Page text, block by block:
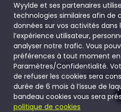
50,00 €
Couples
20,00 €
Femmes
Pour accéder au
rejoins
Je crée mon compte
Wyylde et ses partenaires
technologies similaires afin de
données sur vos activités dans
l’expérience utilisateur,
analyser notre trafic. Vous
préférences à tout moment
Paramètres/Confidentialité.
de refuser les cookies sera
durée de 6 mois à l’issue de
bandeau cookies vous sera
politique de cookies